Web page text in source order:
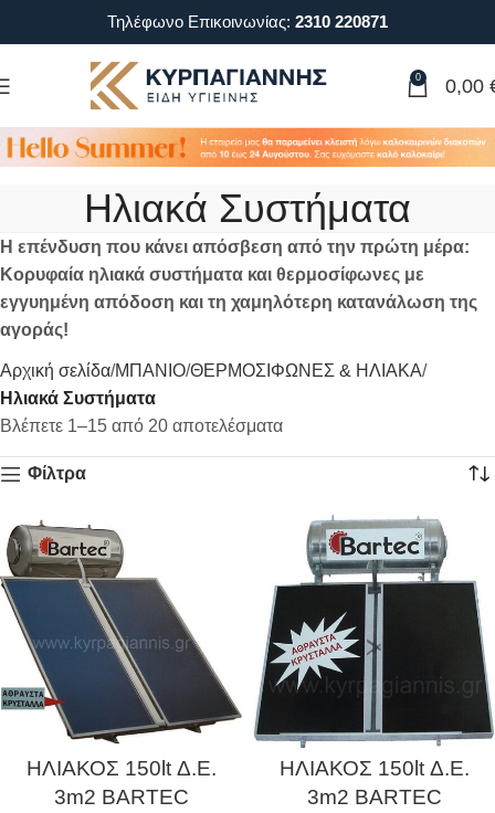
Τηλέφωνο Επικοινωνίας: 2310 220871
0 0,00
Ηλιακά Συστήματα
Η επένδυση που κάνει απόσβεση από την πρώτη μέρα:
Κορυφαία ηλιακά συστήματα και θερμοσίφωνες με
εγγυημένη απόδοση και τη χαμηλότερη κατανάλωση της
αγοράς!
Αρχική σελίδα ΜΠΑΝΙΟ ΘΕΡΜΟΣΙΦΩΝΕΣ & ΗΛΙΑΚΑ
Ηλιακά Συστήματα
Βλέπετε 1–15 από 20 αποτελέσματα
Φίλτρα
ΗΛΙΑΚΟΣ 150lt Δ.Ε.
3m2 BARTEC
ΗΛΙΑΚΟΣ 150lt Δ.Ε.
3m2 BARTEC